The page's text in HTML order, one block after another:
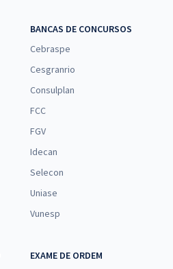
BANCAS DE CONCURSOS
Cebraspe
Cesgranrio
Consulplan
FCC
FGV
Idecan
Selecon
Uniase
Vunesp
EXAME DE ORDEM